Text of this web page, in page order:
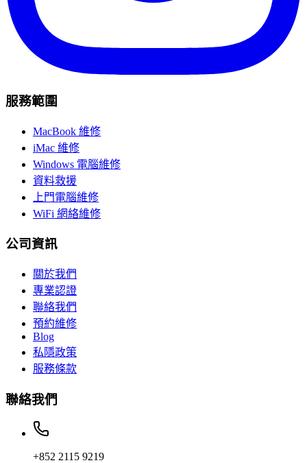
服務範圍
MacBook 維修
iMac 維修
Windows 電腦維修
資料救援
上門電腦維修
WiFi 網絡維修
公司資訊
關於我們
專業認證
聯絡我們
預約維修
Blog
私隱政策
服務條款
聯絡我們
+852 2115 9219